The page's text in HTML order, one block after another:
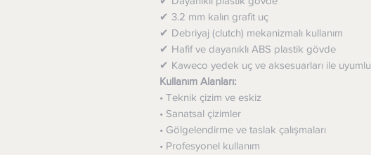
✔ 3.2 mm kalın grafit uç
✔ Debriyaj (clutch) mekanizmalı kullanım
✔ Hafif ve dayanıklı ABS plastik gövde
✔ Kaweco yedek uç ve aksesuarları ile uyumlu
Kullanım Alanları:
• Teknik çizim ve eskiz
• Sanatsal çizimler
• Gölgelendirme ve taslak çalışmaları
• Profesyonel kullanım